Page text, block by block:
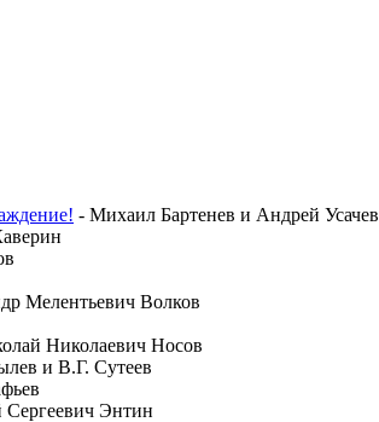
- Михаил Бартенев и Андрей Усачев
Мелентьевич Волков
Николаевич Носов
и В.Г. Сутеев
Энтин